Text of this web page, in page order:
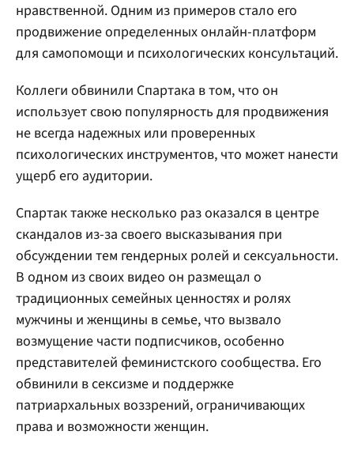
нравственной. Одним из примеров стало его
продвижение определенных онлайн-платформ
для самопомощи и психологических консультаций.
Коллеги обвинили Спартака в том, что он
использует свою популярность для продвижения
не всегда надежных или проверенных
психологических инструментов, что может нанести
ущерб его аудитории.
Спартак также несколько раз оказался в центре
скандалов из-за своего высказывания при
обсуждении тем гендерных ролей и сексуальности.
В одном из своих видео он размещал о
традиционных семейных ценностях и ролях
мужчины и женщины в семье, что вызвало
возмущение части подписчиков, особенно
представителей феминистского сообщества. Его
обвинили в сексизме и поддержке
патриархальных воззрений, ограничивающих
права и возможности женщин.